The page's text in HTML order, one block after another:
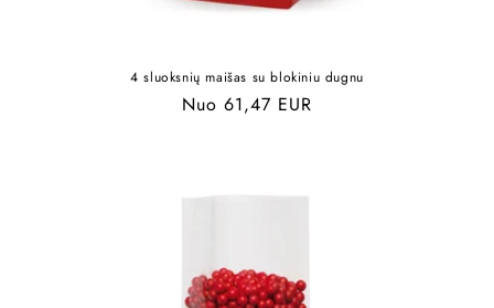
4 sluoksnių maišas su blokiniu dugnu
Įprasta
Nuo 61,47 EUR